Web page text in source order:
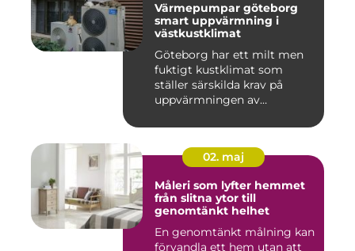
Värmepumpar göteborg
smart uppvärmning i
västkustklimat
Göteborg har ett milt men
fuktigt kustklimat som
ställer särskilda krav på
uppvärmningen av
02. maj
Måleri som lyfter hemmet
från slitna ytor till
genomtänkt helhet
En genomtänkt målning kan
förvandla ett hem utan att